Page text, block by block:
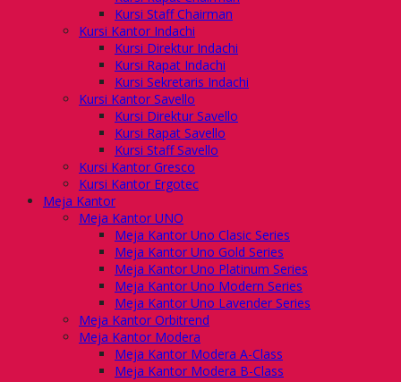
Kursi Staff Chairman
Kursi Kantor Indachi
Kursi Direktur Indachi
Kursi Rapat Indachi
Kursi Sekretaris Indachi
Kursi Kantor Savello
Kursi Direktur Savello
Kursi Rapat Savello
Kursi Staff Savello
Kursi Kantor Gresco
Kursi Kantor Ergotec
Meja Kantor
Meja Kantor UNO
Meja Kantor Uno Clasic Series
Meja Kantor Uno Gold Series
Meja Kantor Uno Platinum Series
Meja Kantor Uno Modern Series
Meja Kantor Uno Lavender Series
Meja Kantor Orbitrend
Meja Kantor Modera
Meja Kantor Modera A-Class
Meja Kantor Modera B-Class